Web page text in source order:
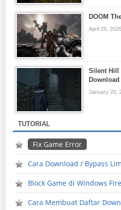
DOOM
April 29,
Silent Hill
Download
January 20,
TUTORIAL
Fix Game Error
Cara Download / Bypass
Block Game di Windows
Cara Membuat Daftar